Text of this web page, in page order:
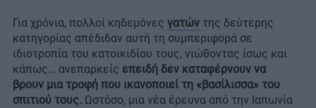
Για χρόνια, πολλοί κηδεμόνες γατών της δεύτερης
κατηγορίας απέδιδαν αυτή τη συμπεριφορά σε
ιδιοτροπία του κατοικιδίου τους, νιώθοντας ίσως και
κάπως… ανεπαρκείς επειδή δεν καταφέρνουν να
βρουν μια τροφή που ικανοποιεί τη «βασίλισσα» του
σπιτιού τους. Ωστόσο, μια νέα έρευνα από την Ιαπωνία